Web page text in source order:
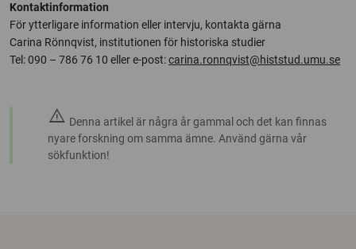
Kontaktinformation
För ytterligare information eller intervju, kontakta gärna
Carina Rönnqvist, institutionen för historiska studier
Tel: 090 – 786 76 10 eller e-post:carina.ronnqvist@histstud.umu.se
warning Denna artikel är några år gammal och det kan finnas
nyare forskning om samma ämne. Använd gärna vår
sökfunktion!